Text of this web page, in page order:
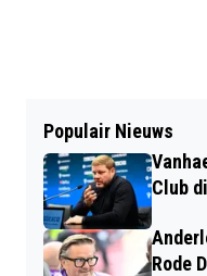
Populair Nieuws
Club
Rode